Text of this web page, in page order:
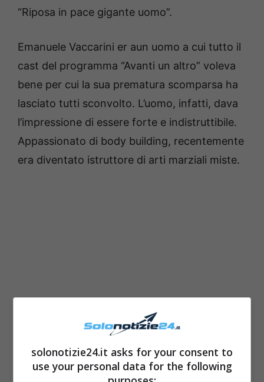
“Riposa in pace gigante uomo”.
Emanuele Vaccarini er aun uomo a cui tutto il
cast del programma “Avanti un altro” voleva
bene per cui la sua prematura scomparsa ha
lasciato tutti sconvolto. L’uomo, infatti, dava
l’impressione di essere forte e indistruttibile.
Appassionato di body building, recentemente
era diventato istruttore di arti marziali miste.
solonotizie24.it asks for your consent to
use your personal data for the following